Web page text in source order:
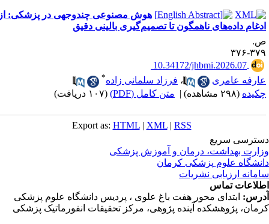
هوش مصنوعی چندوجهی در پزشکی: از
داده‌های ناهمگون تا تصمیم‌گیری بالینی دقیق
۳۷۶
‎ 10.34172/jhbmi.2026.07
عامری
،فرزاد سلمانی زاده
(۲۹۸ مشاهده) | متن کامل (PDF) (۱۰۷ دریافت)
Export as:HTML |XML |RSS
سریع
بهداشت، درمان و آموزش پزشکی
علوم پزشکی کرمان
ارزیابی نشریات
تماس
ابتدای محور هفت باغ علوی ، پردیس دانشگاه علوم پزشکی
پژوهشکده آینده پژوهی، مرکز تحقیقات انفورماتیک پزشکی